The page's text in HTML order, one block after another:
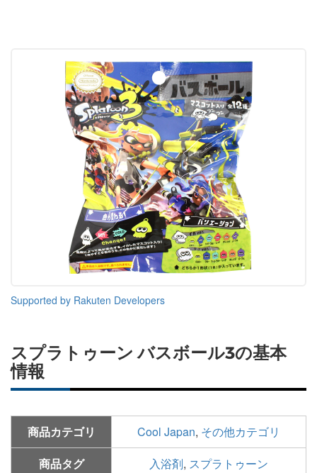
Supported by Rakuten Developers
スプラトゥーン バスボール3の基本
情報
商品カテゴリ Cool Japan, その他カテゴリ
商品タグ
入浴剤, スプラトゥーン